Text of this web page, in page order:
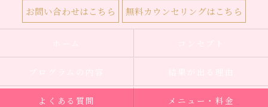
お問い合わせはこちら 無料カウンセリングはこちら
よくある質問 メニュー・料金